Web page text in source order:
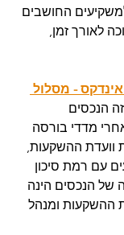
החושבים
לאורך זמן,
- מסלול
הנכסים
מדדי בורסה
וועדת ההשקעות,
עם רמת סיכון
של הנכסים הינה
ההשקעות ומנהל